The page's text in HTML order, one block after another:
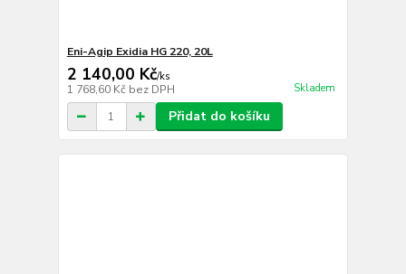
Eni-Agip Exidia HG 220, 20L
2 140,00 Kč/ks
1 768,60 Kč bez DPH Skladem
Přidat do košíku